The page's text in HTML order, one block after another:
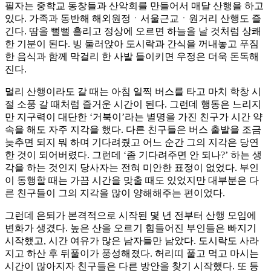
필자는 중학교 동창들과 산악회를 만들어서 매달 산행을 하고
있다. 가족과 동반해 해외원정ㆍ서울근교ㆍ원거리 산행도 즐
긴다. 땀을 뻘뻘 흘리고 정상에 오르면 하늘을 날 것처럼 상쾌
한 기분이 된다. 빙 둘러앉아 도시락과 간식을 꺼내놓고 푸짐
한 음식과 함께 막걸리 한 사발 들이키면 우정은 더욱 돈독해
진다.
멀리 산행이라도 갈 때는 아침 일찍 버스를 타고 마치 학창 시
절 소풍 갈 때처럼 즐거운 시간이 된다. 그런데 행동은 느리지
만 지구력이 대단한 ‘거북이’라는 별명을 가진 친구가 시간 약
속을 해도 자주 지각을 했다. 다른 친구들은 버스 출발을 조금
늦추면 되지 뭐 하며 기다려줬고 어느 순간 그의 지각은 당연
한 것이 되어버렸다. 그런데 ‘좀 기다려주면 안 되나?’ 하는 생
각을 하는 것인지 당사자는 전혀 미안한 표정이 없었다. 부인
이 동행할 때는 가끔 시간을 맞출 때도 있었지만 대부분은 다
른 친구들이 그의 지각을 많이 양해해주는 편이었다.
그런데 은퇴가 본격적으로 시작된 몇 년 전부터 산행 모임에
변화가 생겼다. 높은 산을 오르기 힘들어진 부인들은 빠지기
시작했고, 시간 여유가 많은 남자들만 남았다. 도시락도 사라
지고 하산 후 뒤풀이가 풍성해졌다. 허리띠 풀고 먹고 마시는
시간이 많아지자 친구들은 다른 방안을 찾기 시작했다. 또 등